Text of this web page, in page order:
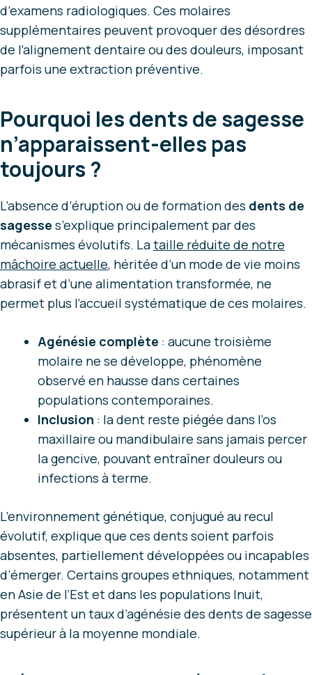
d’examens radiologiques. Ces molaires
supplémentaires peuvent provoquer des désordres
de l’alignement dentaire ou des douleurs, imposant
parfois une extraction préventive.
Pourquoi les dents de sagesse
n’apparaissent-elles pas
toujours ?
L’absence d’éruption ou de formation des dents de
sagesse s’explique principalement par des
mécanismes évolutifs. Lataille réduite de notre
mâchoire actuelle, héritée d’un mode de vie moins
abrasif et d’une alimentation transformée, ne
permet plus l’accueil systématique de ces molaires.
Agénésie complète : aucune troisième
molaire ne se développe, phénomène
observé en hausse dans certaines
populations contemporaines.
Inclusion : la dent reste piégée dans l’os
maxillaire ou mandibulaire sans jamais percer
la gencive, pouvant entraîner douleurs ou
infections à terme.
L’environnement génétique, conjugué au recul
évolutif, explique que ces dents soient parfois
absentes, partiellement développées ou incapables
d’émerger. Certains groupes ethniques, notamment
en Asie de l’Est et dans les populations Inuit,
présentent un taux d’agénésie des dents de sagesse
supérieur à la moyenne mondiale.